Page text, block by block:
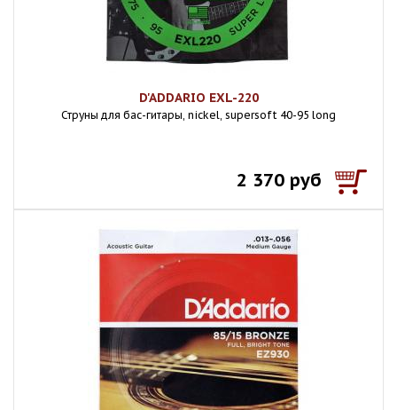
D'ADDARIO EXL-220
Струны для бас-гитары, nickel, supersoft 40-95 long
2 370 руб